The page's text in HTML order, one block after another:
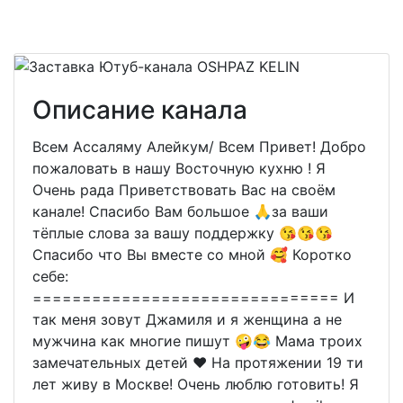
Описание канала
Всем Ассаляму Алейкум/ Всем Привет! Добро
пожаловать в нашу Восточную кухню ! Я
Очень рада Приветствовать Вас на своём
канале! Спасибо Вам большое 🙏за ваши
тёплые слова за вашу поддержку 😘😘😘
Спасибо что Вы вместе со мной 🥰 Коротко
себе:
=============================== И
так меня зовут Джамиля и я женщина а не
мужчина как многие пишут 🤪😂 Мама троих
замечательных детей ❤ На протяжении 19 ти
лет живу в Москве! Очень люблю готовить! Я